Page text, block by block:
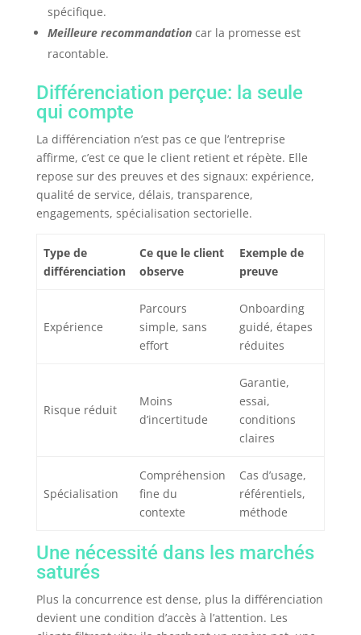
spécifique.
Meilleure recommandationcar la promesse est
racontable.
Différenciation perçue: la seule
qui compte
La différenciation n’est pas ce que l’entreprise
affirme, c’est ce que le client retient et répète. Elle
repose sur des preuves et des signaux: expérience,
qualité de service, délais, transparence,
engagements, spécialisation sectorielle.
Type de
différenciation
Ce que le client
observe
Exemple de
preuve
Expérience
Parcours
simple, sans
effort
Onboarding
guidé, étapes
réduites
Risque réduit
Moins
d’incertitude
Garantie,
essai,
conditions
claires
Spécialisation
Compréhension
fine du
contexte
Cas d’usage,
référentiels,
méthode
Une nécessité dans les marchés
saturés
Plus la concurrence est dense, plus la différenciation
devient une condition d’accès à l’attention. Les